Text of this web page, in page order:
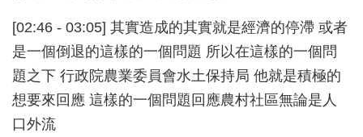
[02:46 - 03:05] 其實造成的其實就是經濟的停滯 或者
是一個倒退的這樣的一個問題 所以在這樣的一個問
題之下 行政院農業委員會水土保持局 他就是積極的
想要來回應 這樣的一個問題回應農村社區無論是人
口外流